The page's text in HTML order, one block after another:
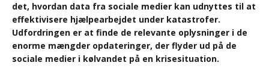
det, hvordan data fra sociale medier kan udnyttes til at
effektivisere hjælpearbejdet under katastrofer.
Udfordringen er at finde de relevante oplysninger i de
enorme mængder opdateringer, der flyder ud på de
sociale medier i kølvandet på en krisesituation.